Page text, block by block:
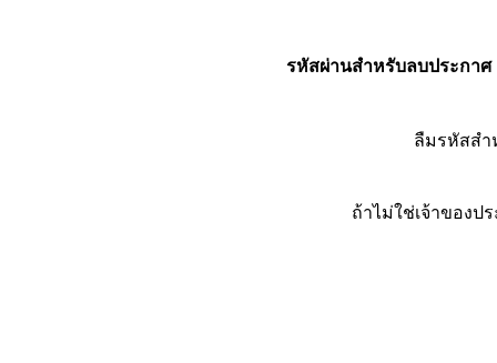
รหัสผ่านสำหรับลบประกาศ
ลืมรหัสส
ถ้าไม่ใช่เจ้าของป